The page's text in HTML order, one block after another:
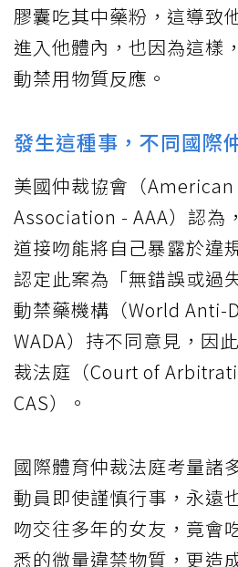
膠囊吃其中藥粉，這導致
進入他體內，也因為這樣
動禁用物質反應。
發生這種事，不同國際
美國仲裁協會（
Association - AAA）認為
道接吻能將自己暴露於違
認定此案為「無錯誤或過
動禁藥機構（World Anti-
WADA）持不同意見，因
裁法庭（Court of
CAS）。
國際體育仲裁法庭考量諸
動員即使謹慎行事，永遠
吻交往多年的女友，竟會
悉的微量違禁物質，更造